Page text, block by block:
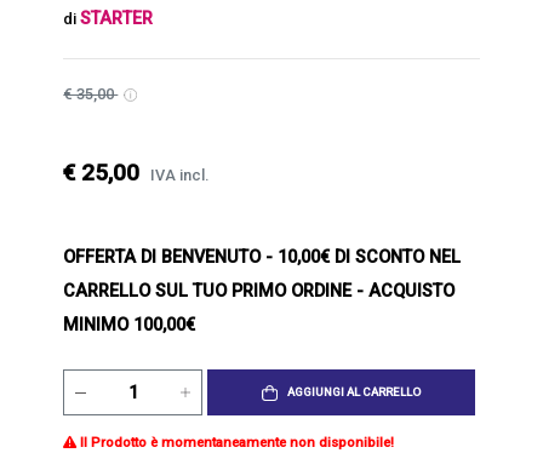
diSTARTER
€ 35,00
€ 25,00 IVA incl.
OFFERTA DI BENVENUTO- 10,00€ DI SCONTO NEL
CARRELLO SUL TUO PRIMO ORDINE - ACQUISTO
MINIMO 100,00€
AGGIUNGI AL CARRELLO
Il Prodotto è momentaneamente non disponibile!